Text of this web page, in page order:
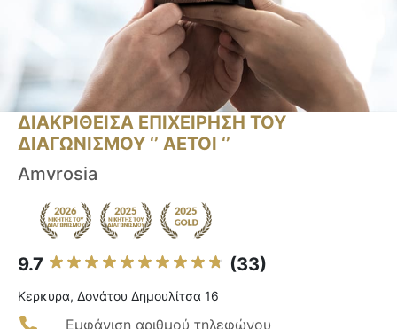
ΔΙΑΚΡΙΘΕΙΣΑ ΕΠΙΧΕΙΡΗΣΗ ΤΟΥ
ΔΙΑΓΩΝΙΣΜΟΥ ‘’ ΑΕΤΟΙ ‘’
Amvrosia
9.7 (33)
Κερκυρα, Δονάτου Δημουλίτσα 16
Εμφάνιση αριθμού τηλεφώνου